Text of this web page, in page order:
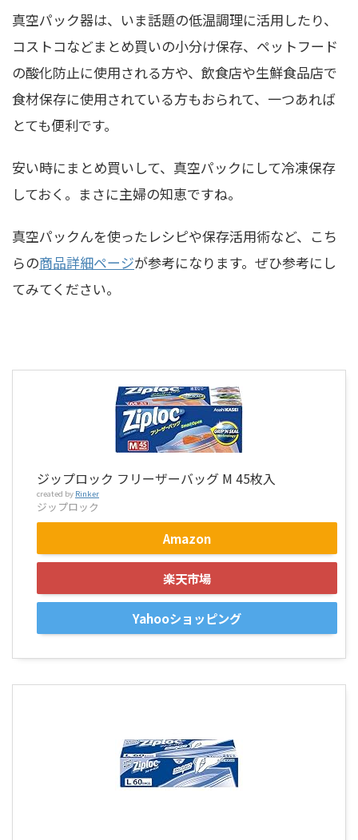
真空パック器は、いま話題の低温調理に活用したり、
コストコなどまとめ買いの小分け保存、ペットフード
の酸化防止に使用される方や、飲食店や生鮮食品店で
食材保存に使用されている方もおられて、一つあれば
とても便利です。
安い時にまとめ買いして、真空パックにして冷凍保存
しておく。まさに主婦の知恵ですね。
真空パックんを使ったレシピや保存活用術など、こち
らの商品詳細ページが参考になります。ぜひ参考にし
てみてください。
ジップロック フリーザーバッグ M 45枚入
created by Rinker
ジップロック
Amazon
楽天市場
Yahooショッピング